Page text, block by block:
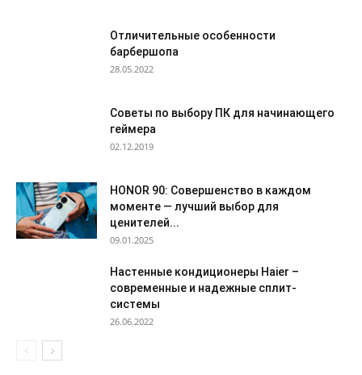
Отличительные особенности
барбершопа
28.05.2022
Советы по выбору ПК для начинающего
геймера
02.12.2019
HONOR 90: Совершенство в каждом
моменте — лучший выбор для
ценителей...
09.01.2025
Настенные кондиционеры Haier –
современные и надежные сплит-
системы
26.06.2022